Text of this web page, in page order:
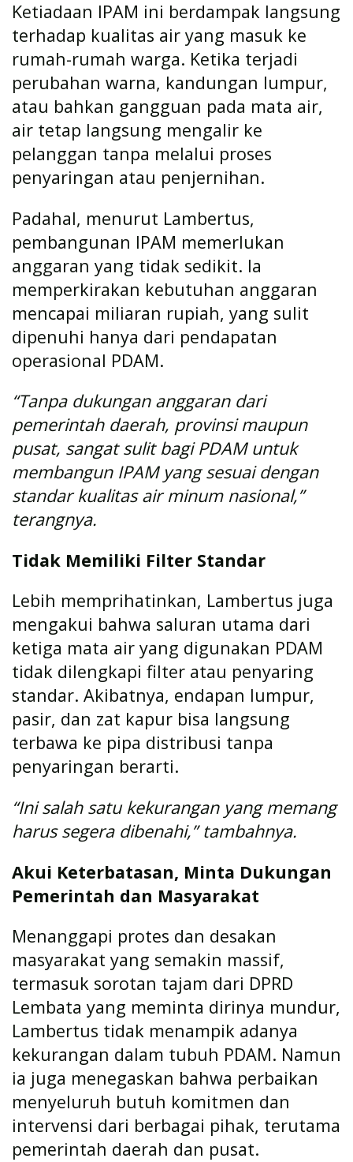
Ketiadaan IPAM ini berdampak langsung
terhadap kualitas air yang masuk ke
rumah-rumah warga. Ketika terjadi
perubahan warna, kandungan lumpur,
atau bahkan gangguan pada mata air,
air tetap langsung mengalir ke
pelanggan tanpa melalui proses
penyaringan atau penjernihan.
Padahal, menurut Lambertus,
pembangunan IPAM memerlukan
anggaran yang tidak sedikit. Ia
memperkirakan kebutuhan anggaran
mencapai miliaran rupiah, yang sulit
dipenuhi hanya dari pendapatan
operasional PDAM.
“Tanpa dukungan anggaran dari
pemerintah daerah, provinsi maupun
pusat, sangat sulit bagi PDAM untuk
membangun IPAM yang sesuai dengan
standar kualitas air minum nasional,”
terangnya.
Tidak Memiliki Filter Standar
Lebih memprihatinkan, Lambertus juga
mengakui bahwa saluran utama dari
ketiga mata air yang digunakan PDAM
tidak dilengkapi filter atau penyaring
standar. Akibatnya, endapan lumpur,
pasir, dan zat kapur bisa langsung
terbawa ke pipa distribusi tanpa
penyaringan berarti.
“Ini salah satu kekurangan yang memang
harus segera dibenahi,” tambahnya.
Akui Keterbatasan, Minta Dukungan
Pemerintah dan Masyarakat
Menanggapi protes dan desakan
masyarakat yang semakin massif,
termasuk sorotan tajam dari DPRD
Lembata yang meminta dirinya mundur,
Lambertus tidak menampik adanya
kekurangan dalam tubuh PDAM. Namun
ia juga menegaskan bahwa perbaikan
menyeluruh butuh komitmen dan
intervensi dari berbagai pihak, terutama
pemerintah daerah dan pusat.